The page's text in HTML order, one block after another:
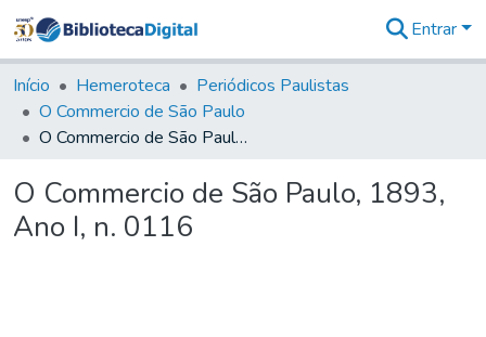
&
Coleções
Tudo na
Biblioteca
Estatísticas
Entrar
Início Hemeroteca
Periódicos Paulistas
O Commercio de São Paulo
O Commercio de São Paulo, 1893, Ano I, n. 0116
O Commercio de São Paulo, 1893,
Ano I, n. 0116